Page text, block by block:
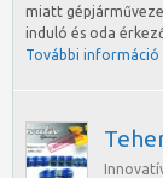
miatt
induló és oda
További információ